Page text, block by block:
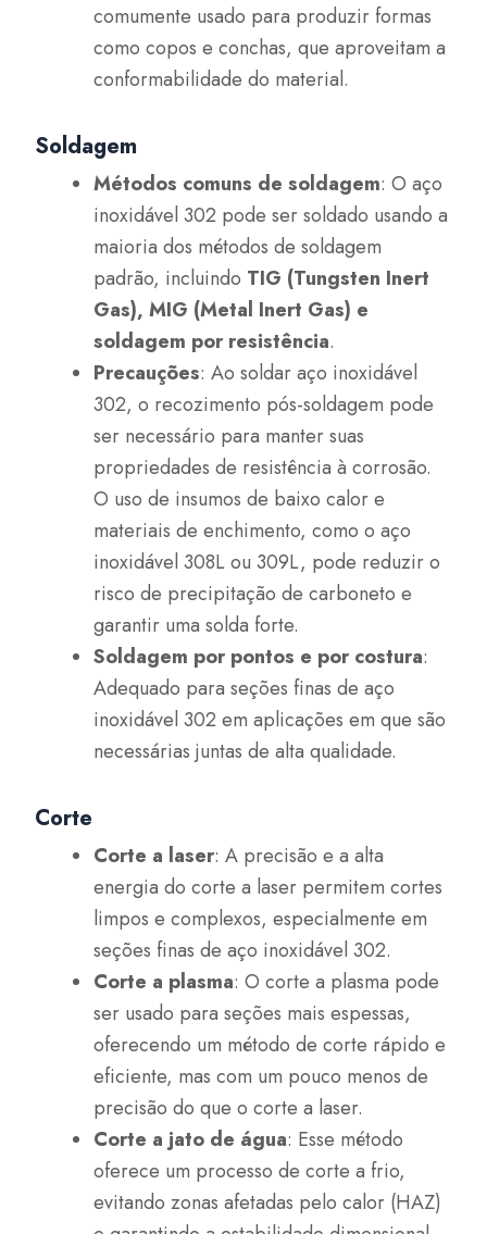
comumente usado para produzir formas
como copos e conchas, que aproveitam a
conformabilidade do material.
Soldagem
Métodos comuns de soldagem: O aço
inoxidável 302 pode ser soldado usando a
maioria dos métodos de soldagem
padrão, incluindo TIG (Tungsten Inert
Gas), MIG (Metal Inert Gas) e
soldagem por resistência.
Precauções: Ao soldar aço inoxidável
302, o recozimento pós-soldagem pode
ser necessário para manter suas
propriedades de resistência à corrosão.
O uso de insumos de baixo calor e
materiais de enchimento, como o aço
inoxidável 308L ou 309L, pode reduzir o
risco de precipitação de carboneto e
garantir uma solda forte.
Soldagem por pontos e por costura:
Adequado para seções finas de aço
inoxidável 302 em aplicações em que são
necessárias juntas de alta qualidade.
Corte
Corte a laser: A precisão e a alta
energia do corte a laser permitem cortes
limpos e complexos, especialmente em
seções finas de aço inoxidável 302.
Corte a plasma: O corte a plasma pode
ser usado para seções mais espessas,
oferecendo um método de corte rápido e
eficiente, mas com um pouco menos de
precisão do que o corte a laser.
Corte a jato de água: Esse método
oferece um processo de corte a frio,
evitando zonas afetadas pelo calor (HAZ)